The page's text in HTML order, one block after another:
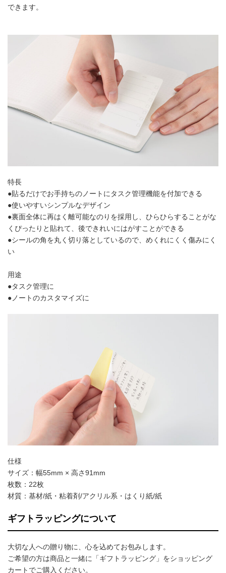
できます。
特長
●貼るだけでお手持ちのノートにタスク管理機能を付加できる
●使いやすいシンプルなデザイン
●裏面全体に再はく離可能なのりを採用し、ひらひらすることがな
くぴったりと貼れて、後できれいにはがすことができる
●シールの角を丸く切り落としているので、めくれにくく傷みにく
い
用途
●タスク管理に
●ノートのカスタマイズに
仕様
サイズ：幅55mm × 高さ91mm
枚数：22枚
材質：基材/紙・粘着剤/アクリル系・はくり紙/紙
ギフトラッピングについて
大切な人への贈り物に、心を込めてお包みします。
ご希望の方は商品と一緒に「ギフトラッピング」をショッピング
カートでご購入ください。